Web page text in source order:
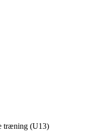
træning (U13)